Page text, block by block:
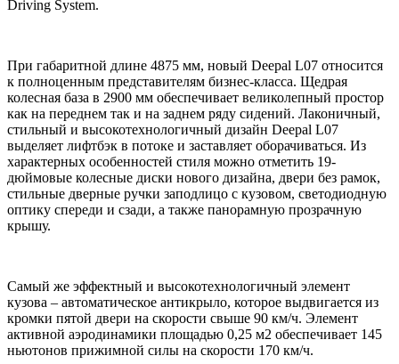
Driving System.
При габаритной длине 4875 мм, новый Deepal L07 относится
к полноценным представителям бизнес-класса. Щедрая
колесная база в 2900 мм обеспечивает великолепный простор
как на переднем так и на заднем ряду сидений. Лаконичный,
стильный и высокотехнологичный дизайн Deepal L07
выделяет лифтбэк в потоке и заставляет оборачиваться. Из
характерных особенностей стиля можно отметить 19-
дюймовые колесные диски нового дизайна, двери без рамок,
стильные дверные ручки заподлицо с кузовом, светодиодную
оптику спереди и сзади, а также панорамную прозрачную
крышу.
Самый же эффектный и высокотехнологичный элемент
кузова – автоматическое антикрыло, которое выдвигается из
кромки пятой двери на скорости свыше 90 км/ч. Элемент
активной аэродинамики площадью 0,25 м2 обеспечивает 145
ньютонов прижимной силы на скорости 170 км/ч.